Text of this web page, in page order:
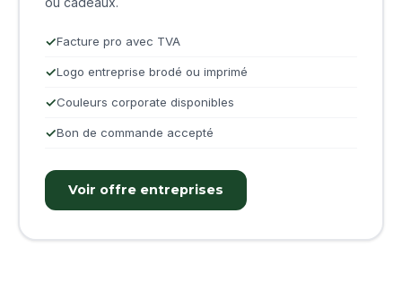
Facture pro avec TVA
Logo entreprise brodé ou imprimé
Couleurs corporate disponibles
Bon de commande accepté
Voir offre entreprises